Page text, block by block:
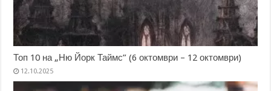
Топ 10 на „Ню Йорк Таймс” (6 октомври – 12 октомври)
12.10.2025